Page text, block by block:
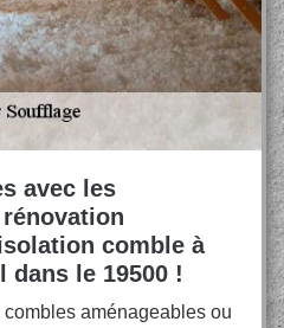
avec les
comble à
dans le 19500 !
aménageables ou